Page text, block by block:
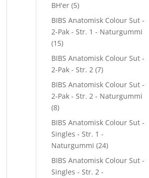
BH'er (5)
BIBS Anatomisk Colour Sut -
2-Pak - Str. 1 - Naturgummi
(15)
BIBS Anatomisk Colour Sut -
2-Pak - Str. 2 (7)
BIBS Anatomisk Colour Sut -
2-Pak - Str. 2 - Naturgummi
(8)
BIBS Anatomisk Colour Sut -
Singles - Str. 1 -
Naturgummi (24)
BIBS Anatomisk Colour Sut -
Singles - Str. 2 -